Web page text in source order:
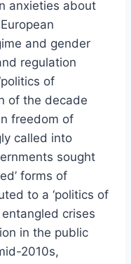
anxieties about
and gender
regulation
of
of the decade
freedom of
called into
sought
forms of
to a ‘politics of
crises
in the public
2010s,